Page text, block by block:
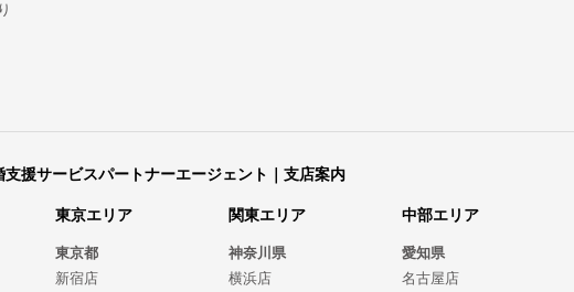
支援サービスパートナーエージェント｜支店案内
東京エリア
東京都
新宿店
関東エリア
神奈川県
横浜店
中部エリア
愛知県
名古屋店